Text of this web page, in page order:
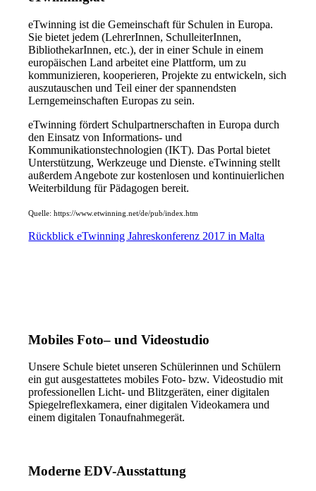
eTwinning ist die Gemeinschaft für Schulen in Europa.
Sie bietet jedem (LehrerInnen, SchulleiterInnen,
BibliothekarInnen, etc.), der in einer Schule in einem
europäischen Land arbeitet eine Plattform, um zu
kommunizieren, kooperieren, Projekte zu entwickeln, sich
auszutauschen und Teil einer der spannendsten
Lerngemeinschaften Europas zu sein.
eTwinning fördert Schulpartnerschaften in Europa durch
den Einsatz von Informations- und
Kommunikationstechnologien (IKT). Das Portal bietet
Unterstützung, Werkzeuge und Dienste. eTwinning stellt
außerdem Angebote zur kostenlosen und kontinuierlichen
Weiterbildung für Pädagogen bereit.
Quelle: https://www.etwinning.net/de/pub/index.htm
Rückblick eTwinning Jahreskonferenz 2017 in Malta
Mobiles Foto– und Videostudio
Unsere Schule bietet unseren Schülerinnen und Schülern
ein gut ausgestattetes mobiles Foto- bzw. Videostudio mit
professionellen Licht- und Blitzgeräten, einer digitalen
Spiegelreflexkamera, einer digitalen Videokamera und
einem digitalen Tonaufnahmegerät.
ModerneEDV-Ausstattung